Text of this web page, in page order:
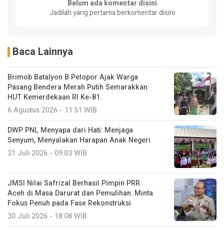
Belum ada komentar disini
Jadilah yang pertama berkomentar disini
Baca Lainnya
Brimob Batalyon B Pelopor Ajak Warga
Pasang Bendera Merah Putih Semarakkan
HUT Kemerdekaan RI Ke-81.
6 Agustus 2026 - 11:51 WIB
DWP PNL Menyapa dari Hati: Menjaga
Senyum, Menyalakan Harapan Anak Negeri
31 Juli 2026 - 09:03 WIB
JMSI Nilai Safrizal Berhasil Pimpin PRR
Aceh di Masa Darurat dan Pemulihan: Minta
Fokus Penuh pada Fase Rekonstruksi
30 Juli 2026 - 18:08 WIB